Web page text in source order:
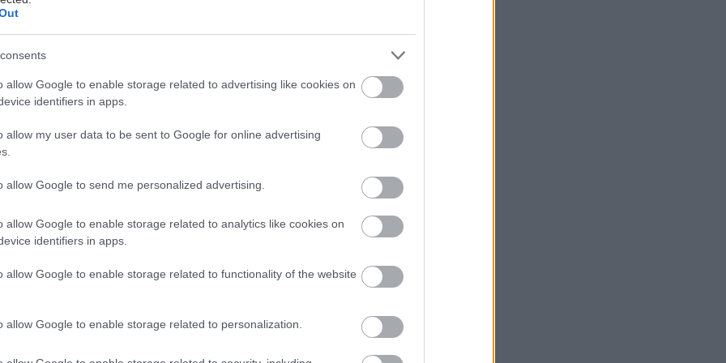
allow Google to enable storage related to advertising like cookies on
identifiers in apps.
allow my user data to be sent to Google for online advertising
allow Google to send me personalized advertising.
allow Google to enable storage related to analytics like cookies on
identifiers in apps.
allow Google to enable storage related to functionality of the website
allow Google to enable storage related to personalization.
talkin' to myself:
“Η φιλοσοφία της ήττας”. Αναφέρεται στο 1943 όταν
να απαγκιστρωθεί από τους Γερμανούς Nazi και να γυρίσει με
way to complain about a Picasso painting:
Malaparte βρίσκεται στο πλευρά του άγγλου Jack Hamilton.
ιταλική Εθνοφυλακή ώστε να απωθήσουν τους Γερμανούς. Και
ξεσπά η πανούκλα στη Νάπολη, ως απόνερα του πολέμου. Η
η φτώχια στη Νάπολη, ο πόλεμος που άφησε πίσω του ερείπια,
ανθρώπινη αξιοπρέπεια, η ήττα και η ψυχολογία της… είναι θέματα
σαν σταγόνα αίμα σε άσπρο πανί. Ακόμα και οι Αμερικανοί που
θεωρούν όλους τους άλλους κατώτερους!